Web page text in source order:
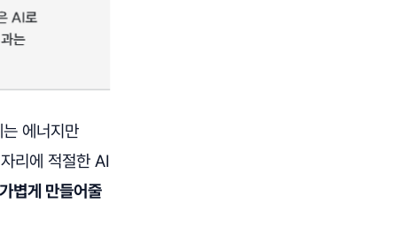
에너지만
리에 적절한 AI
볍게 만들어줄